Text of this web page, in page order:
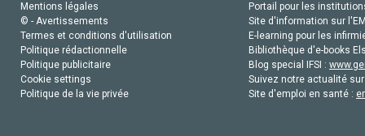
Mentions légales
© - Avertissements
Termes et conditions d'utilisation
Politique rédactionnelle
Politique publicitaire
Cookie settings
Politique de la vie privée
Portail pour les
Site d'information sur
E-learning pour les
Bibliothèque d'e-books
Blog special IFSI :
Suivez notre actualité
Site d'emploi en santé :